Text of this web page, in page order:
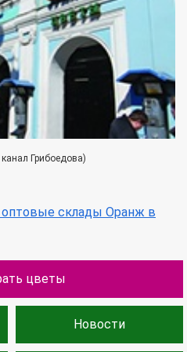
Грибоедова)
склады Оранж в
цветы
Новости